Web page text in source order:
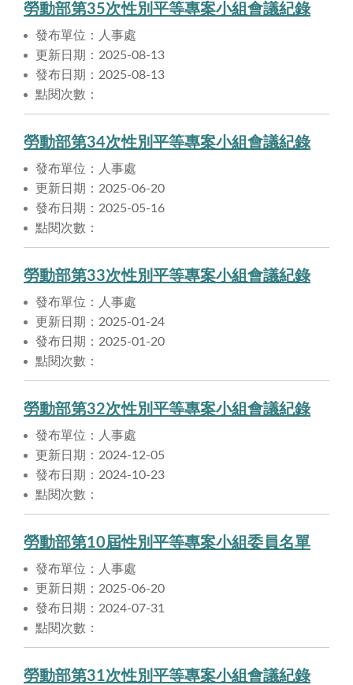
勞動部第35次性別平等專案小組會議紀錄
發布單位：人事處
更新日期：2025-08-13
發布日期：2025-08-13
點閱次數：
勞動部第34次性別平等專案小組會議紀錄
發布單位：人事處
更新日期：2025-06-20
發布日期：2025-05-16
點閱次數：
勞動部第33次性別平等專案小組會議紀錄
發布單位：人事處
更新日期：2025-01-24
發布日期：2025-01-20
點閱次數：
勞動部第32次性別平等專案小組會議紀錄
發布單位：人事處
更新日期：2024-12-05
發布日期：2024-10-23
點閱次數：
勞動部第10屆性別平等專案小組委員名單
發布單位：人事處
更新日期：2025-06-20
發布日期：2024-07-31
點閱次數：
勞動部第31次性別平等專案小組會議紀錄